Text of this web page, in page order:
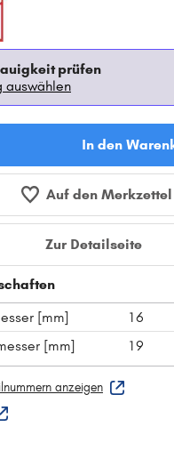
prüfen
auswählen
In den
Auf den Merkzettel
Zur Detailseite
[mm]
16
[mm]
19
anzeigen